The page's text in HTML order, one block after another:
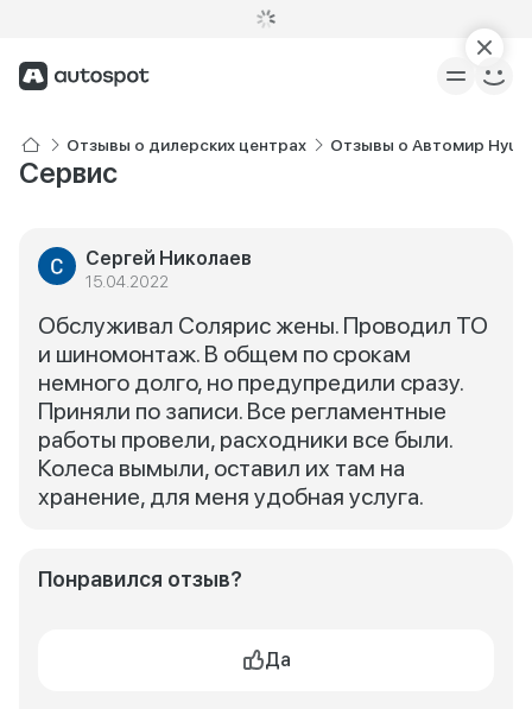
Отзывы о дилерских центрах Отзывы о Автомир
Сервис
Сергей Николаев
15.04.2022
Обслуживал Солярис жены. Проводил ТО
и шиномонтаж. В общем по срокам
немного долго, но предупредили сразу.
Приняли по записи. Все регламентные
работы провели, расходники все были.
Колеса вымыли, оставил их там на
хранение, для меня удобная услуга.
Понравился отзыв?
Да